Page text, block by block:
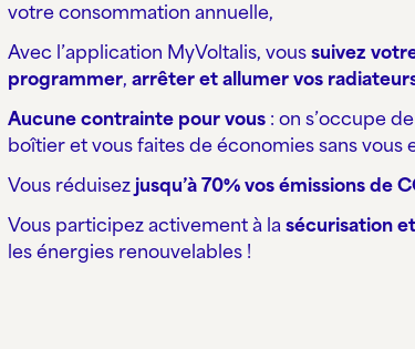
votre consommation annuelle,
Avec l’application MyVoltalis, vous suivez
programmer, arrêter et allumer vos
Aucune contrainte pour vous: on s’occupe
boîtier et vous faites de économies sans vous
Vous réduisez jusqu’à 70% vos émissions de
Vous participez activement à la sécurisation
les énergies renouvelables !